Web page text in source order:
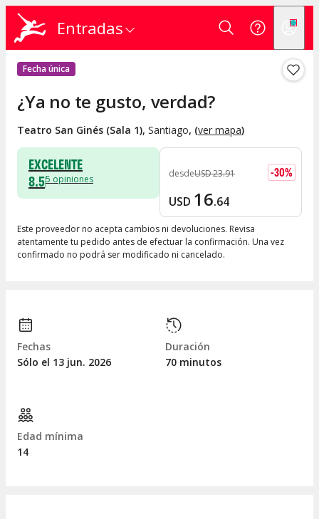
Entradas
Fecha única
¿Ya no te gusto, verdad?
Teatro San Ginés (Sala 1), Santiago, (ver mapa)
EXCELENTE
8.55 opiniones desdeUSD23.91 -30%
USD 16.64
Este proveedor no acepta cambios ni devoluciones. Revisa
atentamente tu pedido antes de efectuar la confirmación. Una vez
confirmado no podrá ser modificado ni cancelado.
Fechas
Sólo el 13 jun. 2026
Duración
70 minutos
Edad mínima
14